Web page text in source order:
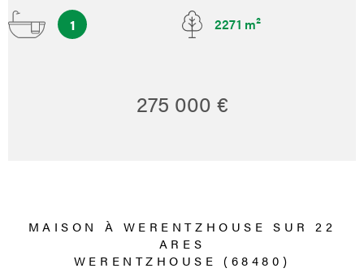
1 2271 m²
275 000 €
MAISON À WERENTZHOUSE SUR 22
ARES
WERENTZHOUSE (68480)